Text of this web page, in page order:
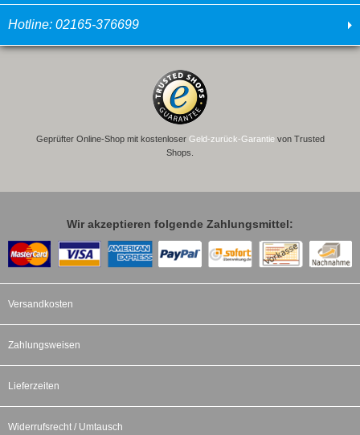
Hotline: 02165-376699
Geprüfter Online-Shop mit kostenloser Geld-zurück-Garantievon Trusted
Shops.
Wir akzeptieren folgende Zahlungsmittel:
Versandkosten
Zahlungsweisen
Lieferzeiten
Widerrufsrecht / Umtausch